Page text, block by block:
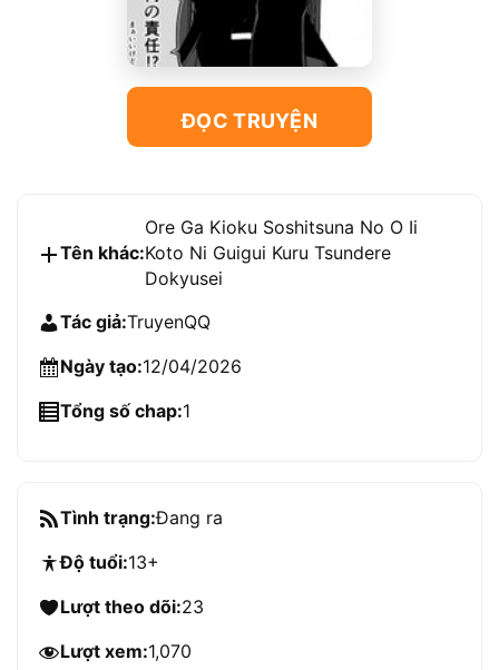
ĐỌC TRUYỆN
Tên khác:
Ore Ga Kioku Soshitsuna No O Ii
Koto Ni Guigui Kuru Tsundere
Dokyusei
Tác giả:TruyenQQ
Ngày tạo:12/04/2026
Tổng số chap:1
Tình trạng:Đang ra
Độ tuổi:13+
Lượt theo dõi:23
Lượt xem:1,070